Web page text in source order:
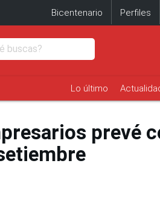
Bicentenario Perfiles
Lo último
prevé